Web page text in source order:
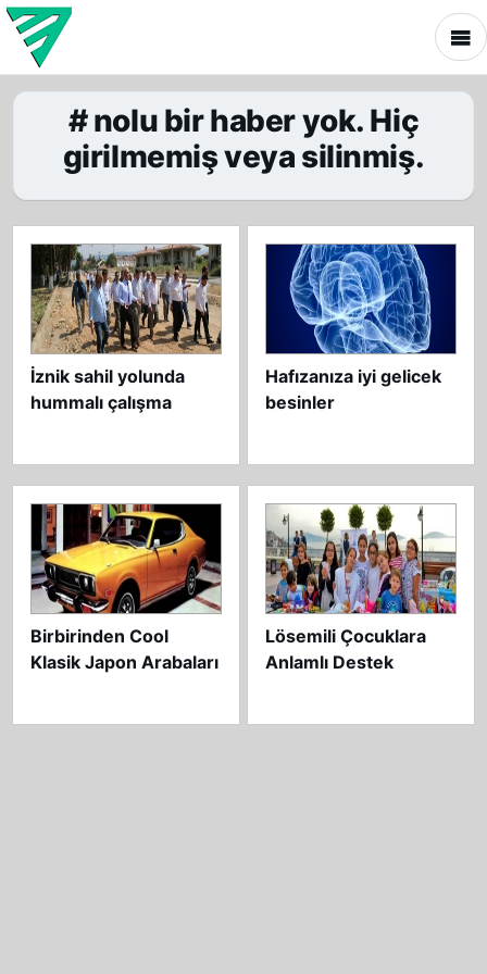
# nolu bir haber yok. Hiç
girilmemiş veya silinmiş.
İznik sahil yolunda
hummalı çalışma
Hafızanıza iyi gelicek
besinler
Birbirinden Cool
Klasik Japon Arabaları
Lösemili Çocuklara
Anlamlı Destek